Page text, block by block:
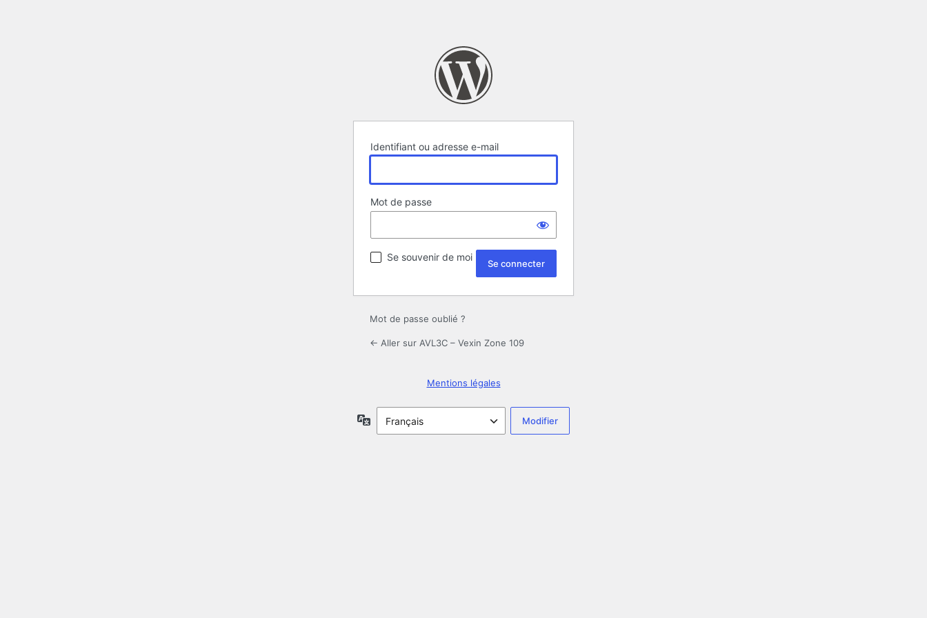
Identifiant ou adresse e-mail
Mot de passe
Se souvenir de moi
Mot de passe oublié ?
← Aller sur AVL3C – Vexin Zone 109
Mentions légales
Langue